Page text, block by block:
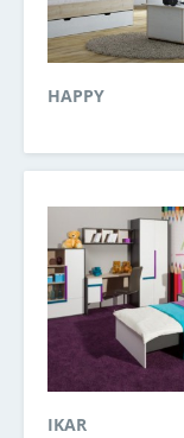
HAPPY
IKAR